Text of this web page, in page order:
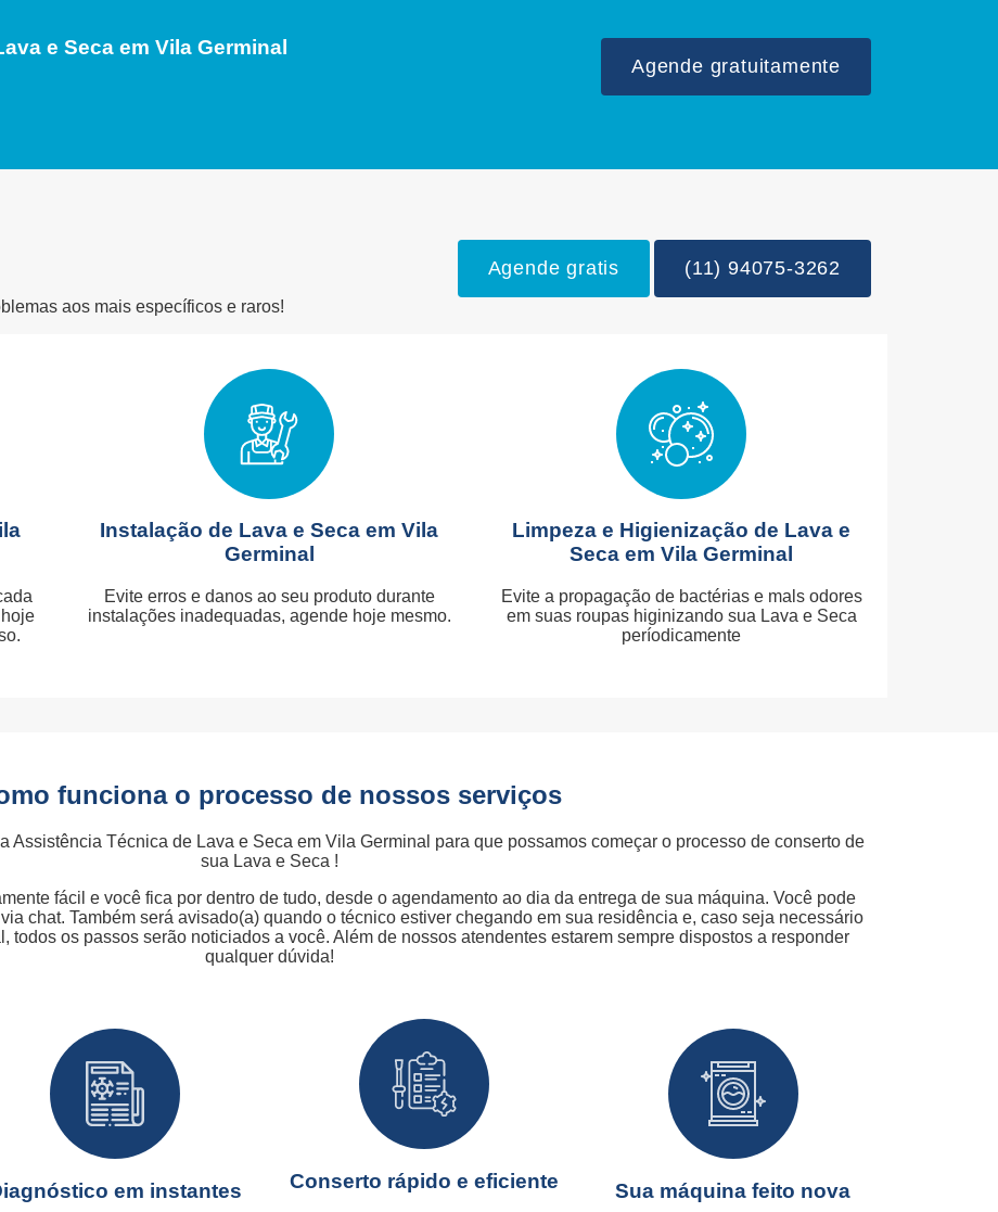
e Seca em Vila Germinal
Agende gratuitamente
aos mais específicos e raros!
Agende gratis (11) 94075-3262
Instalação de Lava e Seca em Vila
Germinal
Evite erros e danos ao seu produto durante
instalações inadequadas, agende hoje mesmo.
Limpeza e Higienização de Lava e
Seca em Vila Germinal
Evite a propagação de bactérias e mals odores
em suas roupas higinizando sua Lava e Seca
períodicamente
funciona o processo de nossos serviços
Assistência Técnica de Lava e Seca em Vila Germinal para que possamos começar o processo de conserto de
sua Lava e Seca !
fácil e você fica por dentro de tudo, desde o agendamento ao dia da entrega de sua máquina. Você pode
chat. Também será avisado(a) quando o técnico estiver chegando em sua residência e, caso seja necessário
todos os passos serão noticiados a você. Além de nossos atendentes estarem sempre dispostos a responder
qualquer dúvida!
em instantes Conserto rápido e eficiente Sua máquina feito nova